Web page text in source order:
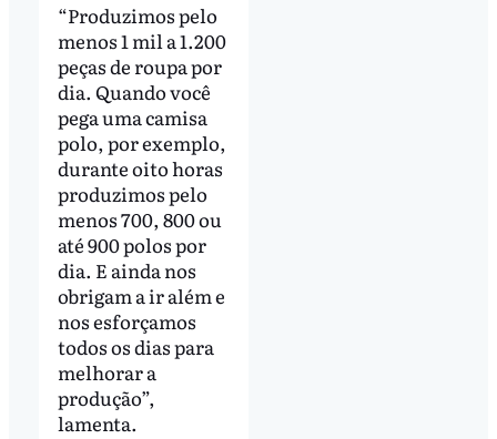
“Produzimos pelo
menos 1 mil a 1.200
peças de roupa por
dia. Quando você
pega uma camisa
polo, por exemplo,
durante oito horas
produzimos pelo
menos 700, 800 ou
até 900 polos por
dia. E ainda nos
obrigam a ir além e
nos esforçamos
todos os dias para
melhorar a
produção”,
lamenta.